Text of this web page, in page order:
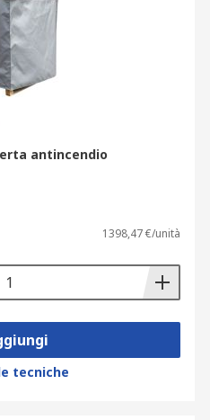
antincendio
1398,47 €/unità
tecniche